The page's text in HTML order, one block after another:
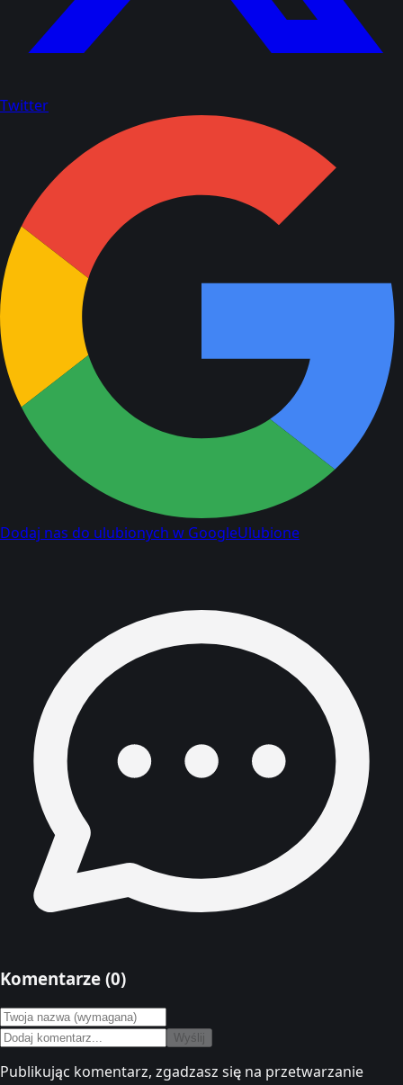
Twitter
Dodaj nas do ulubionych w GoogleUlubione
Komentarze (0)
Wyślij
Publikując komentarz, zgadzasz się na przetwarzanie